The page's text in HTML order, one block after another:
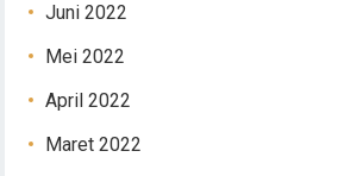
Juni 2022
Mei 2022
April 2022
Maret 2022